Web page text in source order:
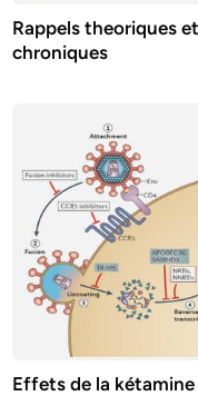
Rappels theoriques
chroniques
Effets de la